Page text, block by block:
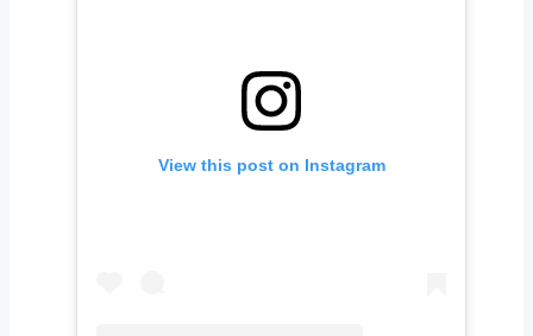
View this post on Instagram